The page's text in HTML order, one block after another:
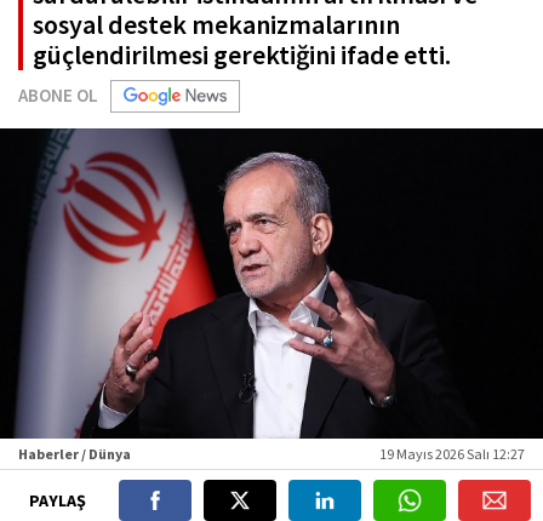
sosyal destek mekanizmalarının
güçlendirilmesi gerektiğini ifade etti.
ABONE OL
Haberler / Dünya 19 Mayıs 2026 Salı 12:27
PAYLAŞ